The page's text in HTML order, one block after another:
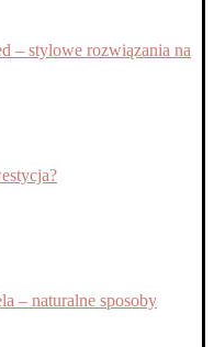
– stylowe rozwiązania na
– naturalne sposoby